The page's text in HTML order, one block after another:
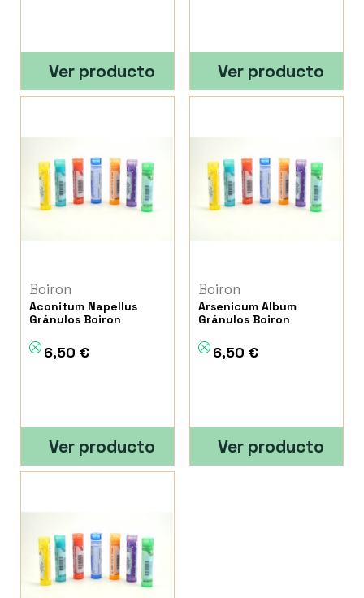
Ver producto Ver producto
Boiron
Aconitum Napellus
Gránulos Boiron
6,50 €
Ver producto
Boiron
Arsenicum Album
Gránulos Boiron
6,50 €
Ver producto